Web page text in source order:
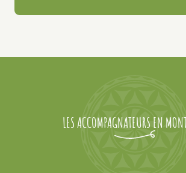
LES ACCOMPAGNATEURS EN